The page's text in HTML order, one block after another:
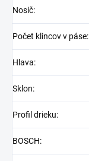
Nosič:
Počet klincov v páse:
Hlava:
Sklon:
Profil drieku:
BOSCH: